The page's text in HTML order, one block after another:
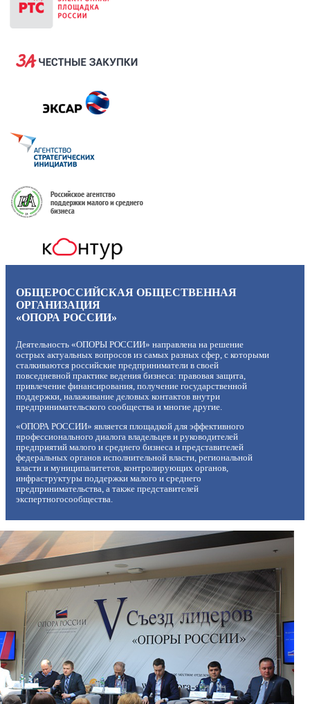
ОБЩЕРОССИЙСКАЯ ОБЩЕСТВЕННАЯ
ОРГАНИЗАЦИЯ
«ОПОРА РОССИИ»
Деятельность «ОПОРЫ РОССИИ» направлена на решение
острых актуальных вопросов из самых разных сфер, с которыми
сталкиваются российские предприниматели в своей
повседневной практике ведения бизнеса: правовая защита,
привлечение финансирования, получение государственной
поддержки, налаживание деловых контактов внутри
предпринимательского сообщества и многие другие.
«ОПОРА РОССИИ» является площадкой для эффективного
профессионального диалога владельцев и руководителей
предприятий малого и среднего бизнеса и представителей
федеральных органов исполнительной власти, региональной
власти и муниципалитетов, контролирующих органов,
инфраструктуры поддержки малого и среднего
предпринимательства, а также представителей
экспертногосообщества.